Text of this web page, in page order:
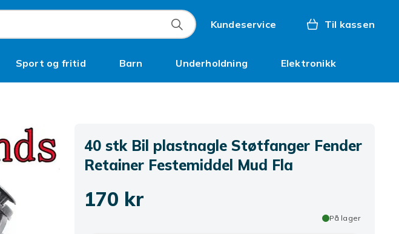
Kundeservice Til kassen
Sport og fritid Barn Underholdning Elektronikk
40 stk Bil plastnagle Støtfanger Fender
Retainer Festemiddel Mud Fla
170 kr
På lager